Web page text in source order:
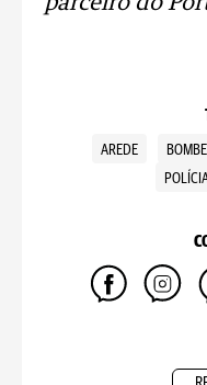
AREDE